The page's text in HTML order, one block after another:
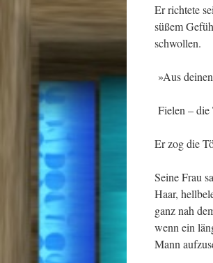
Er richtete
süßem
schwollen.
»Aus
Fielen – die
Er zog die
Seine Frau
Haar,
ganz nah
wenn ein
Mann